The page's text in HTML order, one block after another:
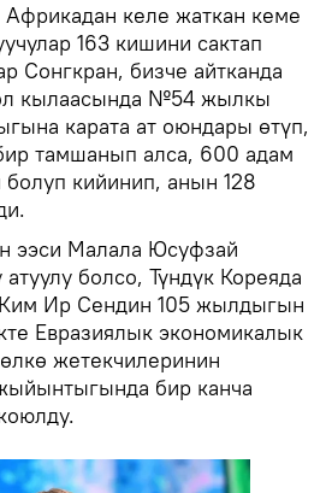
келе жаткан кеме
163 кишини сактап
Сонгкран, бизче айтканда
кылаасында №54 жылкы
карата ат оюндары өтүп,
тамшанып алса, 600 адам
кийинип, анын 128
ээси Малала Юсуфзай
болсо, Түндүк Кореяда
Ир Сендин 105 жылдыгын
Евразиялык экономикалык
жетекчилеринин
бир канча